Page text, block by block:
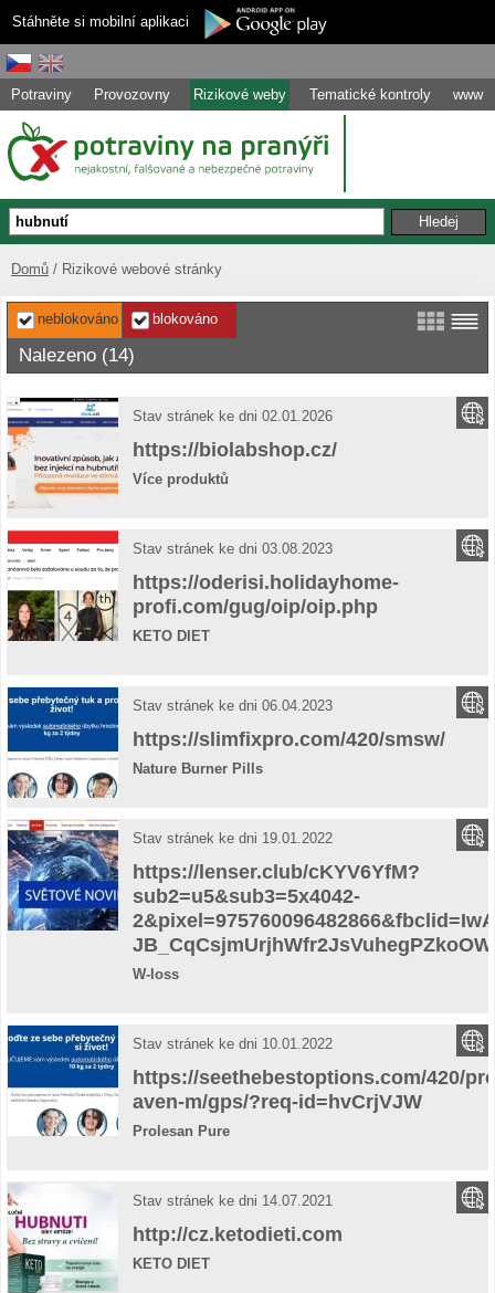
Stáhněte si mobilní aplikaci
Potraviny Provozovny Rizikové weby Tematické kontroly www
Domů Rizikové webové stránky
neblokováno blokováno
Nalezeno (14)
Stav stránek ke dni 02.01.2026
https://biolabshop.cz/
Více produktů
Stav stránek ke dni 03.08.2023
https://oderisi.holidayhome-
profi.com/gug/oip/oip.php
KETO DIET
Stav stránek ke dni 06.04.2023
https://slimfixpro.com/420/smsw/
Nature Burner Pills
Stav stránek ke dni 19.01.2022
https://lenser.club/cKYV6YfM?
sub2=u5&sub3=5x4042-
W-loss
Stav stránek ke dni 10.01.2022
https://seethebestoptions.com/420/
aven-m/gps/?req-id=hvCrjVJW
Prolesan Pure
Stav stránek ke dni 14.07.2021
http://cz.ketodieti.com
KETO DIET